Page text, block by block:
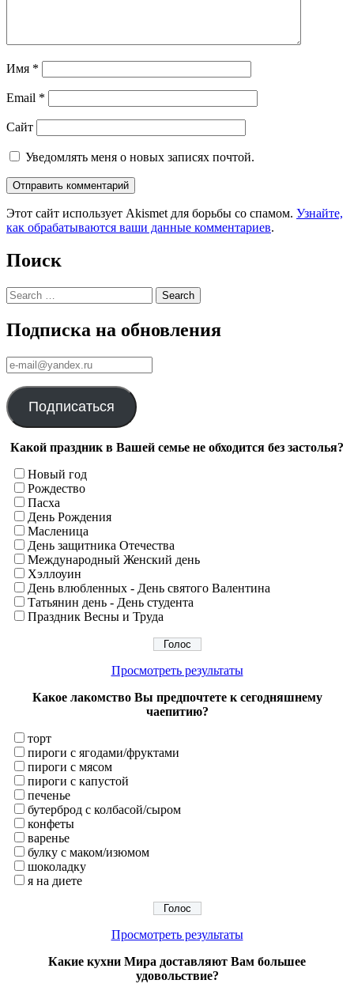
Имя *
Email *
Сайт
Уведомлять меня о новых записях почтой.
Этот сайт использует Akismet для борьбы со спамом. Узнайте,
как обрабатываются ваши данные комментариев.
Поиск
Search
Подписка на обновления
е-
mail@yandex.ru
Подписаться
Какой праздник в Вашей семье не обходится без застолья?
Новый год
Рождество
Пасха
День Рождения
Масленица
День защитника Отечества
Международный Женский день
Хэллоуин
День влюбленных - День святого Валентина
Татьянин день - День студента
Праздник Весны и Труда
Просмотреть результаты
Какое лакомство Вы предпочтете к сегодняшнему
чаепитию?
торт
пироги с ягодами/фруктами
пироги с мясом
пироги с капустой
печенье
бутерброд с колбасой/сыром
конфеты
варенье
булку с маком/изюмом
шоколадку
я на диете
Просмотреть результаты
Какие кухни Мира доставляют Вам большее
удовольствие?